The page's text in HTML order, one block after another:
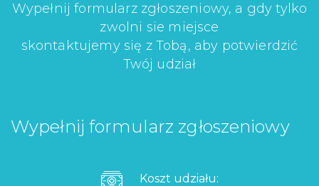
Wypełnij formularz zgłoszeniowy, a gdy tylko
zwolni sie miejsce
skontaktujemy się z Tobą, aby potwierdzić
Twój udział
Wypełnij formularz zgłoszeniowy
Koszt udziału: